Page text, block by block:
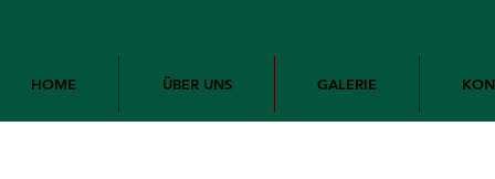
HOME ÜBER UNS GALERIE